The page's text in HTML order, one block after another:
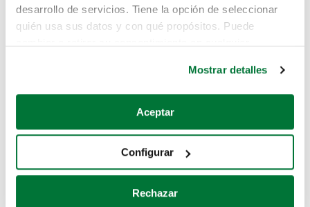
desarrollo de servicios. Tiene la opción de seleccionar
quién usa sus datos y con qué propósitos. Puede
Si lo permite, también quisiéramos:
Recopilar información sobre su ubicación geográfica
Identificar su dispositivo analizándolo activamente
para buscar características específicas (huellas
Mostrar detalles
Aceptar
Configurar
Rechazar
Pero puedes encontrar el coche que estás
buscando en alguno de estos enlaces:
Coches de segunda mano
Coches de km0